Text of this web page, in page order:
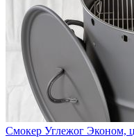
Смокер Углежог Эконом,